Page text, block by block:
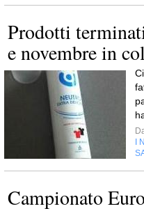
Prodotti
e novembre in
I
Campionato